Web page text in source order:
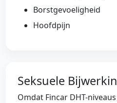
Borstgevoeligheid
Hoofdpijn
Seksuele
Omdat Fincar DHT-